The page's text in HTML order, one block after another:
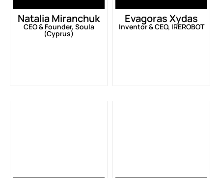
Natalia Miranchuk
CEO & Founder, Soula
(Cyprus)
Evagoras Xydas
Inventor & CEO, IREROBOT